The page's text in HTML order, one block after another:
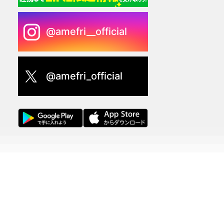
@amefri__official
@amefri_official